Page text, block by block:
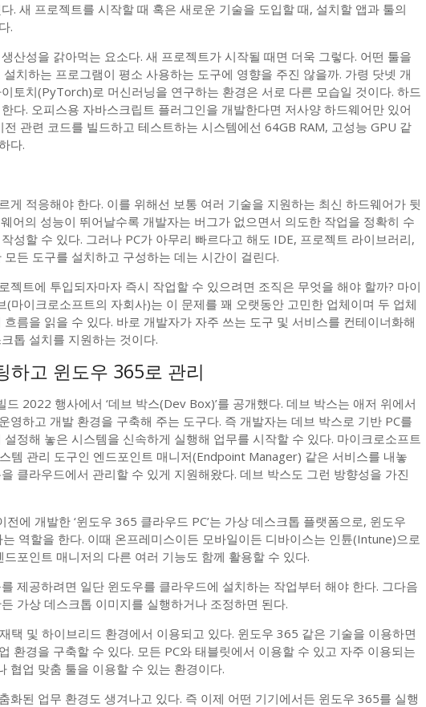
. 새 프로젝트를 시작할 때 혹은 새로운 기술을 도입할 때, 설치할 앱과 툴의
.
산성을 갉아먹는 요소다. 새 프로젝트가 시작될 때면 더욱 그렇다. 어떤 툴을
치하는 프로그램이 평소 사용하는 도구에 영향을 주진 않을까. 가령 닷넷 개
토치(PyTorch)로 머신러닝을 연구하는 환경은 서로 다른 모습일 것이다. 하드
다. 오피스용 자바스크립트 플러그인을 개발한다면 저사양 하드웨어만 있어
전 관련 코드를 빌드하고 테스트하는 시스템에선 64GB RAM, 고성능 GPU 같
다.
게 적응해야 한다. 이를 위해선 보통 여러 기술을 지원하는 최신 하드웨어가 뒷
어의 성능이 뛰어날수록 개발자는 버그가 없으면서 의도한 작업을 정확히 수
성할 수 있다. 그러나 PC가 아무리 빠르다고 해도 IDE, 프로젝트 라이브러리,
든 도구를 설치하고 구성하는 데는 시간이 걸린다.
젝트에 투입되자마자 즉시 작업할 수 있으려면 조직은 무엇을 해야 할까? 마이
(마이크로소프트의 자회사)는 이 문제를 꽤 오랫동안 고민한 업체이며 두 업체
름을 읽을 수 있다. 바로 개발자가 자주 쓰는 도구 및 서비스를 컨테이너화해
톱 설치를 지원하는 것이다.
하고 윈도우 365로 관리
드 2022 행사에서 ‘데브 박스(Dev Box)’를 공개했다. 데브 박스는 애저 위에서
영하고 개발 환경을 구축해 주는 도구다. 즉 개발자는 데브 박스로 기반 PC를
설정해 놓은 시스템을 신속하게 실행해 업무를 시작할 수 있다. 마이크로소프트
템 관리 도구인 엔드포인트 매니저(Endpoint Manager) 같은 서비스를 내놓
클라우드에서 관리할 수 있게 지원해왔다. 데브 박스도 그런 방향성을 가진
전에 개발한 ‘윈도우 365 클라우드 PC’는 가상 데스크톱 플랫폼으로, 윈도우
역할을 한다. 이때 온프레미스이든 모바일이든 디바이스는 인튠(Intune)으로
포인트 매니저의 다른 여러 기능도 함께 활용할 수 있다.
제공하려면 일단 윈도우를 클라우드에 설치하는 작업부터 해야 한다. 그다음
가상 데스크톱 이미지를 실행하거나 조정하면 된다.
택 및 하이브리드 환경에서 이용되고 있다. 윈도우 365 같은 기술을 이용하면
환경을 구축할 수 있다. 모든 PC와 태블릿에서 이용할 수 있고 자주 이용되는
협업 맞춤 툴을 이용할 수 있는 환경이다.
화된 업무 환경도 생겨나고 있다. 즉 이제 어떤 기기에서든 윈도우 365를 실행